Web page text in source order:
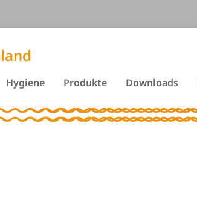
Hygiene Produkte Downloads